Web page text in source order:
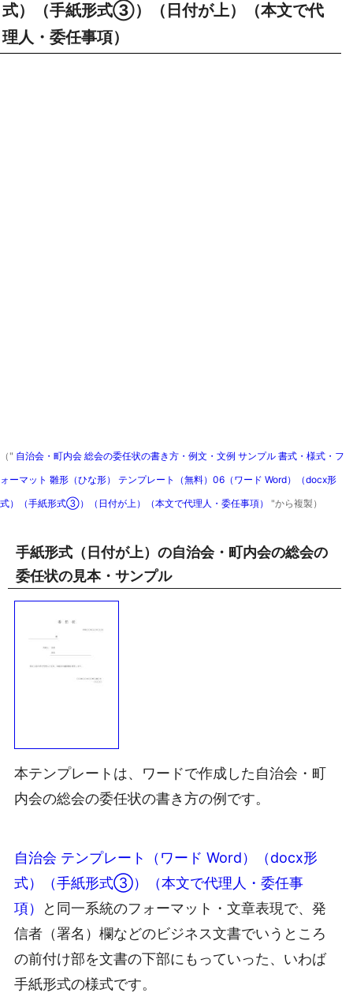
式）（手紙形式③）（日付が上）（本文で代
理人・委任事項）
（" 自治会・町内会 総会の委任状の書き方・例文・文例 サンプル 書式・様式・フ
ォーマット 雛形（ひな形） テンプレート（無料）06（ワード Word）（docx形
式）（手紙形式③）（日付が上）（本文で代理人・委任事項） "から複製）
手紙形式（日付が上）の自治会・町内会の総会の
委任状の見本・サンプル
本テンプレートは、ワードで作成した自治会・町
内会の総会の委任状の書き方の例です。
自治会 テンプレート（ワード Word）（docx形
式）（手紙形式③）（本文で代理人・委任事
項）
と同一系統のフォーマット・文章表現で、発
信者（署名）欄などのビジネス文書でいうところ
の前付け部を文書の下部にもっていった、いわば
手紙形式の様式です。